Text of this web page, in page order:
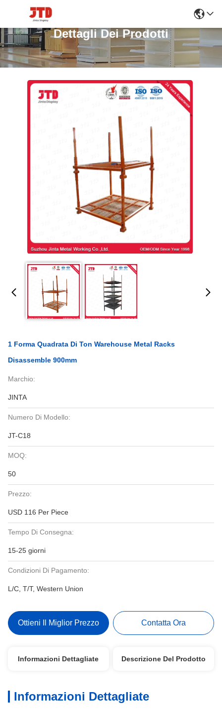
Dettagli Dei Prodotti
1 Forma Quadrata Di Ton Warehouse Metal Racks
Disassemble 900mm
Marchio:
JINTA
Numero Di Modello:
JT-C18
MOQ:
50
Prezzo:
USD 116 Per Piece
Tempo Di Consegna:
15-25 giorni
Condizioni Di Pagamento:
L/C, T/T, Western Union
Ottieni Il Miglior Prezzo Contatta Ora
Informazioni Dettagliate Descrizione Del Prodotto
Informazioni Dettagliate